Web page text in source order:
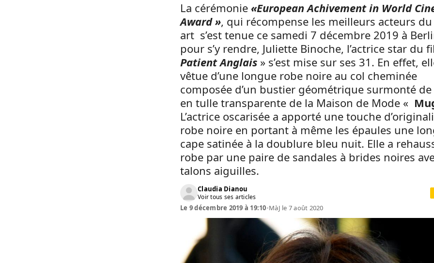
La cérémonie «European Achivement in World
Award », qui récompense les meilleurs acteurs
art s’est tenue ce samedi 7 décembre 2019 à
pour s’y rendre, Juliette Binoche, l’actrice star du
Patient Anglais » s’est mise sur ses 31. En effet,
vêtue d’une longue robe noire au col cheminée
composée d’un bustier géométrique surmonté
en tulle transparente de la Maison de Mode «
L’actrice oscarisée a apporté une touche
robe noire en portant à même les épaules une
cape satinée à la doublure bleu nuit. Elle a
robe par une paire de sandales à brides noires
talons aiguilles.
Claudia Dianou
Voir tous ses articles
Le 9 décembre 2019 à 19:10•MàJ le 7 août 2020